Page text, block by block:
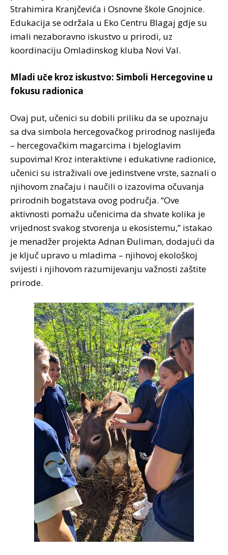
Strahimira Kranjčevića i Osnovne škole Gnojnice.
Edukacija se održala u Eko Centru Blagaj gdje su
imali nezaboravno iskustvo u prirodi, uz
koordinaciju Omladinskog kluba Novi Val.
Mladi uče kroz iskustvo: Simboli Hercegovine u
fokusu radionica
Ovaj put, učenici su dobili priliku da se upoznaju
sa dva simbola hercegovačkog prirodnog naslijeđa
– hercegovačkim magarcima i bjeloglavim
supovima! Kroz interaktivne i edukativne radionice,
učenici su istraživali ove jedinstvene vrste, saznali o
njihovom značaju i naučili o izazovima očuvanja
prirodnih bogatstava ovog područja. “Ove
aktivnosti pomažu učenicima da shvate kolika je
vrijednost svakog stvorenja u ekosistemu,” istakao
je menadžer projekta Adnan Đuliman, dodajući da
je ključ upravo u mladima – njihovoj ekološkoj
svijesti i njihovom razumijevanju važnosti zaštite
prirode.